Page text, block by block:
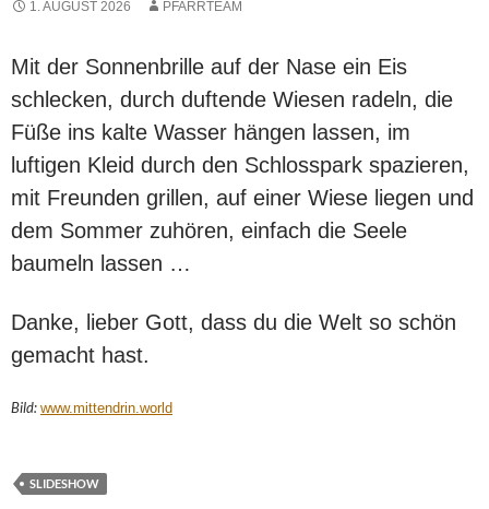
1. AUGUST 2026 PFARRTEAM
Mit der Sonnenbrille auf der Nase ein Eis
schlecken, durch duftende Wiesen radeln, die
Füße ins kalte Wasser hängen lassen, im
luftigen Kleid durch den Schlosspark spazieren,
mit Freunden grillen, auf einer Wiese liegen und
dem Sommer zuhören, einfach die Seele
baumeln lassen …
Danke, lieber Gott, dass du die Welt so schön
gemacht hast.
Bild: www.mittendrin.world
SLIDESHOW